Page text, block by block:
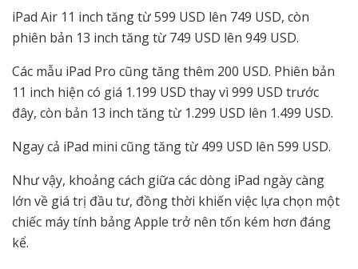
iPad Air 11 inch tăng từ 599 USD lên 749 USD, còn
phiên bản 13 inch tăng từ 749 USD lên 949 USD.
Các mẫu iPad Pro cũng tăng thêm 200 USD. Phiên bản
11 inch hiện có giá 1.199 USD thay vì 999 USD trước
đây, còn bản 13 inch tăng từ 1.299 USD lên 1.499 USD.
Ngay cả iPad mini cũng tăng từ 499 USD lên 599 USD.
Như vậy, khoảng cách giữa các dòng iPad ngày càng
lớn về giá trị đầu tư, đồng thời khiến việc lựa chọn một
chiếc máy tính bảng Apple trở nên tốn kém hơn đáng
kể.